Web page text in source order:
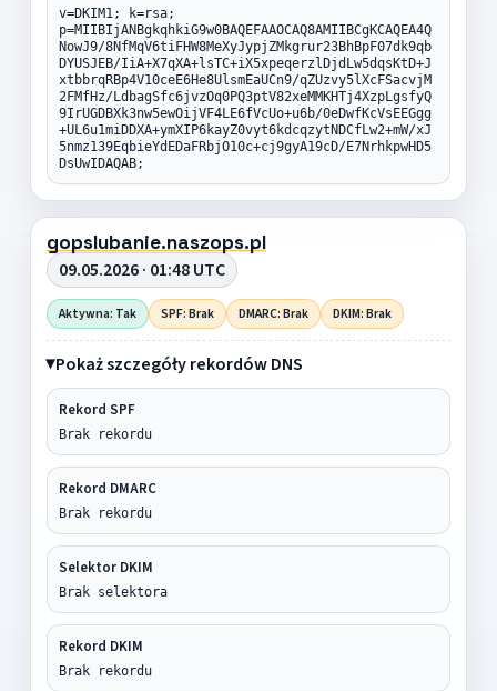
v=DKIM1; k=rsa;
p=MIIBIjANBgkqhkiG9w0BAQEFAAOCAQ8AMIIBCgKCAQEA4Q
NowJ9/8NfMqV6tiFHW8MeXyJypjZMkgrur23BhBpF07dk9qb
DYUSJEB/IiA+X7qXA+lsTC+iX5xpeqerzlDjdLw5dqsKtD+J
xtbbrqRBp4V10ceE6He8UlsmEaUCn9/qZUzvy5lXcFSacvjM
2FMfHz/LdbagSfc6jvzOq0PQ3ptV82xeMMKHTj4XzpLgsfyQ
9IrUGDBXk3nw5ewOijVF4LE6fVcUo+u6b/0eDwfKcVsEEGgg
+UL6u1miDDXA+ymXIP6kayZ0vyt6kdcqzytNDCfLw2+mW/xJ
5nmz139EqbieYdEDaFRbjO10c+cj9gyA19cD/E7NrhkpwHD5
DsUwIDAQAB;
gopslubanie.naszops.pl
09.05.2026 · 01:48 UTC
Aktywna: Tak SPF: Brak DMARC: Brak DKIM: Brak
Pokaż szczegóły rekordów DNS
Rekord SPF
Brak rekordu
Rekord DMARC
Brak rekordu
Selektor DKIM
Brak selektora
Rekord DKIM
Brak rekordu